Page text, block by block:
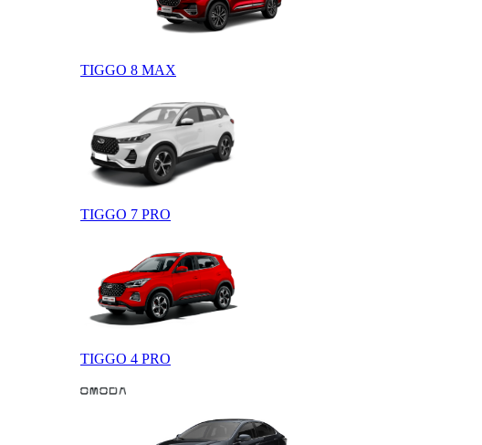
TIGGO 8 MAX
TIGGO 7 PRO
TIGGO 4 PRO